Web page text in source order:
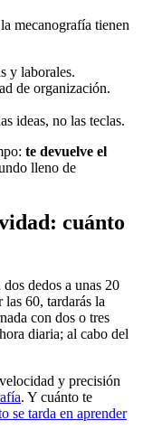
mecanografía tienen
y laborales.
de organización.
ideas, no las teclas.
te devuelve el
lleno de
cuánto
dedos a unas 20
las 60, tardarás la
con dos o tres
diaria; al cabo del
y precisión
. Y cuánto te
se tarda en aprender